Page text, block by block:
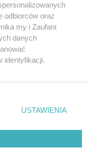
z portali
sięz nami
odbiorców oraz
my i Zaufani
danych
identyfikacji.
prywatności
zgody
się takiemu
zastosowania tylko
USTAWIENIA